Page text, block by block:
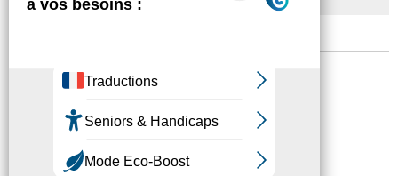
Accessibilité